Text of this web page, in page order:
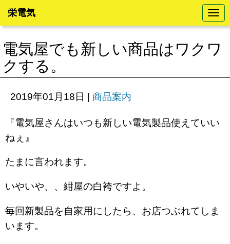
N
a
v
g
a
o
栄電気
電気屋でも新しい商品はワクワ
クする。
2019年01月18日 | 商品案内
『電気屋さんはいつも新しい電気製品使えていい
ねぇ』
たまに言われます。
いやいや、、紺屋の白袴ですよ。
毎回新製品を自家用にしたら、お店つぶれてしま
います。